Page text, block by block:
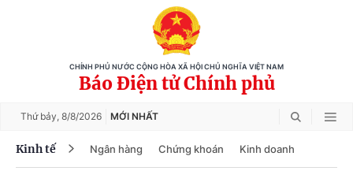
CHÍNH PHỦ NƯỚC CỘNG HÒA XÃ HỘI CHỦ NGHĨA VIỆT NAM
Báo Điện tử Chính phủ
Thứ bảy, 8/8/2026 MỚI NHẤT
Kinh tế Ngân hàng Chứng khoán Kinh doanh